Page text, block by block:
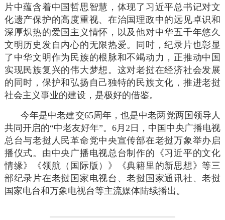
片中蕴含着中国哲思智慧，体现了习近平总书记对文
化遗产保护的高度重视、在治国理政中的远见卓识和
深厚炽热的爱国主义情怀，以及他对中华五千年悠久
文明历史发自内心的无限热爱。同时，纪录片也彰显
了中华文明作为民族的根脉和不竭动力，正推动中国
实现民族复兴的伟大梦想。这对老挝在经济社会发展
的同时，保护和弘扬自己独特的民族文化，推进老挝
社会主义事业的建设，是极好的借鉴。
今年是中老建交65周年，也是中老两党两国领导人
共同开启的“中老友好年”。6月2日，中国中央广播电视
总台与老挝人民革命党中央宣传部在老挝万象举办启
播仪式。由中央广播电视总台制作的《习近平的文化
情缘》《领航（国际版）》《典籍里的新思想》等三
部纪录片在老挝国家电视台、老挝国家通讯社、老挝
国家电台和万象电视台等主流媒体陆续播出。